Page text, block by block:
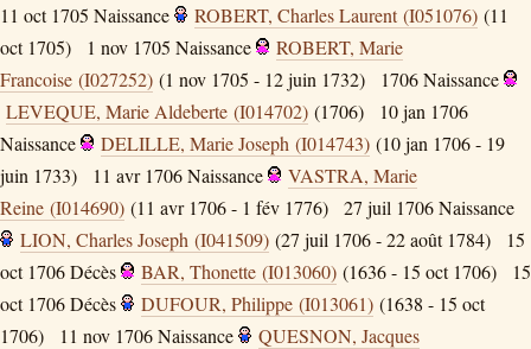
11 oct 1705 Naissance ROBERT, Charles Laurent (I051076) (11
oct 1705)
1 nov 1705 Naissance
ROBERT, Marie
Francoise (I027252) (1 nov 1705 - 12 juin 1732) 1706Naissance
LEVEQUE, Marie Aldeberte (I014702) (1706)
10 jan 1706
Naissance
DELILLE, Marie Joseph (I014743) (10 jan 1706 - 19
juin 1733)
11 avr 1706Naissance
VASTRA, Marie
Reine (I014690) (11 avr 1706 - 1 fév 1776) 27 juil 1706Naissance
LION, Charles Joseph (I041509) (27 juil 1706 - 22 août 1784)
15
oct 1706Décès BAR, Thonette (I013060) (1636 - 15 oct 1706)
15
oct 1706Décès DUFOUR, Philippe (I013061) (1638 - 15 oct
1706)
11 nov 1706Naissance
QUESNON, Jacques